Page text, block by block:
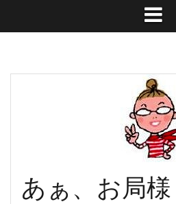
あぁ、お局様